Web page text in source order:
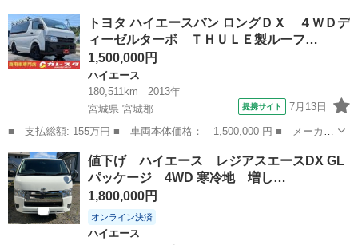
使用するため走行距離伸びます） ・3000cc ・ディーゼル ・1KZエン
ジン（KD-KZH106W） ・1ナンバー ・サンルーフ ・タイヤ：...
岩手 花巻市 花巻駅 ハイエース
トヨタ ハイエースバン ロングＤＸ ４ＷＤデ
ィーゼルターボ ＴＨＵＬＥ製ルーフ…
1,500,000円
ハイエース
180,511km
2013年
宮城県 宮城郡
提携サイト 7月13日
■ 支払総額: 155万円 ■ 車両本体価格： 1,500,000 円 ■ メーカー
名： トヨタ ■ 車種名： ハイエースバン ■ グレード名： ロン
グＤＸ ４ＷＤディーゼルターボ ＴＨＵＬＥ製ルーフキャリア Ｅ
ＴＣ キー...
宮城 宮城郡 ハイエース
値下げ ハイエース レジアスエースDX GL
パッケージ 4WD 寒冷地 増し…
1,800,000円
オンライン決済
ハイエース